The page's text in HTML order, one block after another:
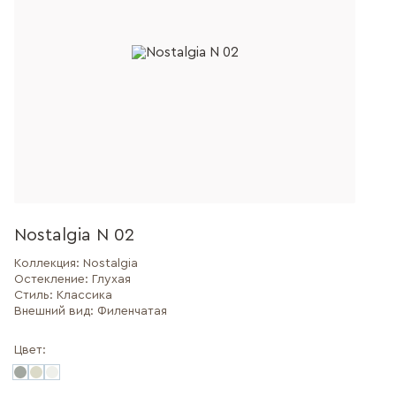
Nostalgia N 02
Коллекция: Nostalgia
Остекление: Глухая
Стиль: Классика
Внешний вид: Филенчатая
Цвет: